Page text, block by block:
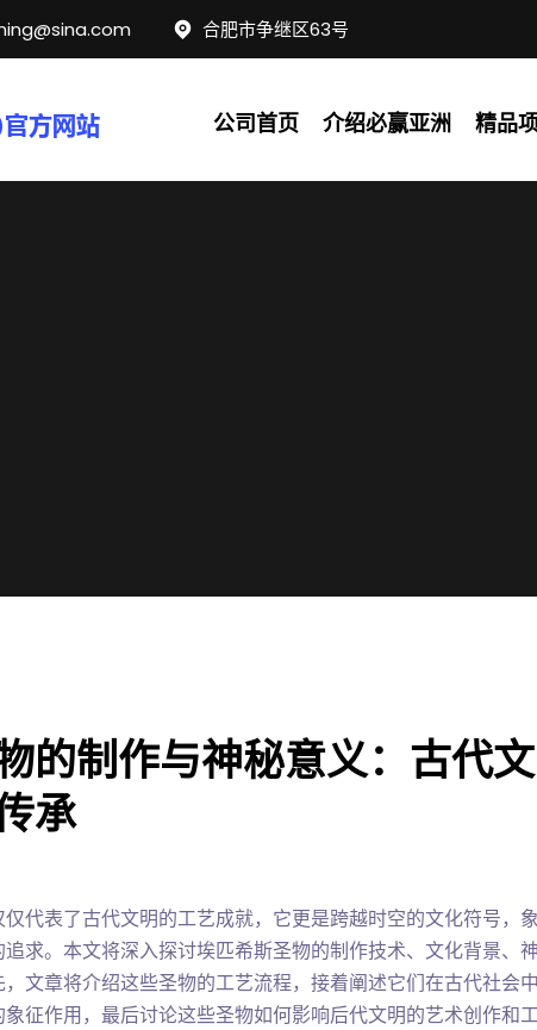
合肥市争继区63号
公司首页 介绍必赢亚洲 精品
的制作与神秘意义：古代
承
代表了古代文明的工艺成就，它更是跨越时空的文化符号，
求。本文将深入探讨埃匹希斯圣物的制作技术、文化背景、
文章将介绍这些圣物的工艺流程，接着阐述它们在古代社会
征作用，最后讨论这些圣物如何影响后代文明的艺术创作和